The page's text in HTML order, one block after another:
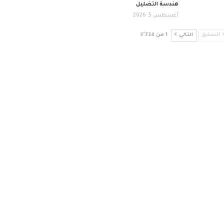
هندسة التضليل
أغسطس 5, 2026
السابق التالي 1 من 3٬734